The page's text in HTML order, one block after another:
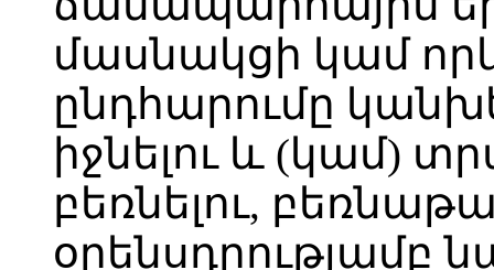
մասնակցի կամ
ընդհարումը
իջնելու և (կամ)
բեռնելու,
օրենսդրությամբ